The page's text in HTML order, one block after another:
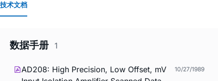
技术文档
数据手册 1
AD208: High Precision, Low Offset, mV
10/27/1989